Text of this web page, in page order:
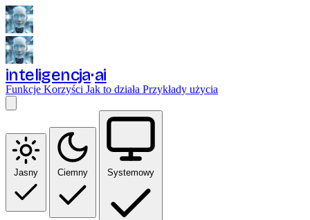
inteligencja ai
Funkcje Korzyści Jak to działa Przykłady użycia
Jasny Ciemny Systemowy